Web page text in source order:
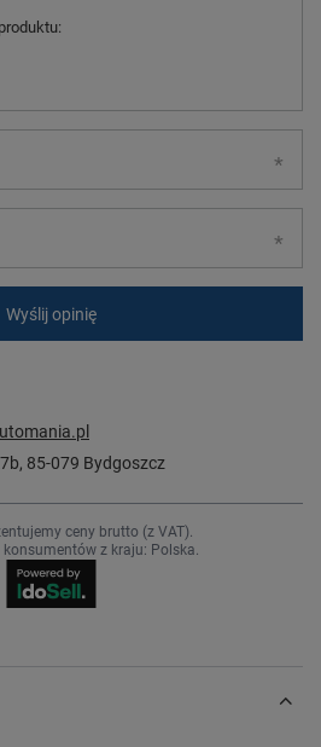
Wyślij opinię
, 85-079 Bydgoszcz
ceny brutto (z VAT).
konsumentów z kraju: Polska.